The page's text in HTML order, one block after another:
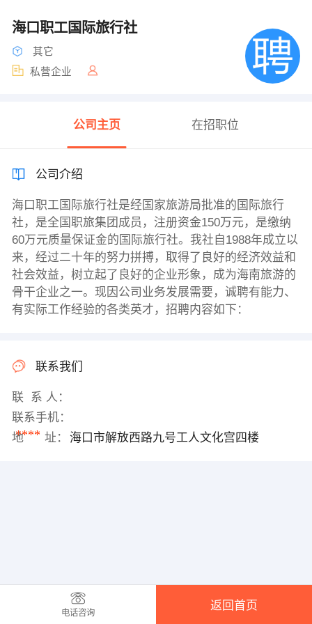
海口职工国际旅行社
其它
私营企业
公司主页 在招职位
公司介绍
海口职工国际旅行社是经国家旅游局批准的国际旅行
社，是全国职旅集团成员，注册资金150万元，是缴纳
60万元质量保证金的国际旅行社。我社自1988年成立以
来，经过二十年的努力拼搏，取得了良好的经济效益和
社会效益，树立起了良好的企业形象，成为海南旅游的
骨干企业之一。现因公司业务发展需要，诚聘有能力、
有实际工作经验的各类英才，招聘内容如下：
联系我们
联 系 人：
联系手机：
****
地 址： 海口市解放西路九号工人文化宫四楼
电话咨询
返回首页